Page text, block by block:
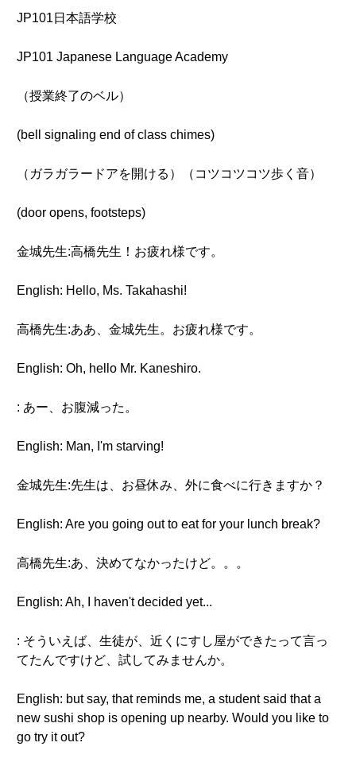
JP101日本語学校
JP101 Japanese Language Academy
（授業終了のベル）
(bell signaling end of class chimes)
（ガラガラードアを開ける）（コツコツコツ歩く音）
(door opens, footsteps)
金城先生:高橋先生！お疲れ様です。
English: Hello, Ms. Takahashi!
高橋先生:ああ、金城先生。お疲れ様です。
English: Oh, hello Mr. Kaneshiro.
: あー、お腹減った。
English: Man, I'm starving!
金城先生:先生は、お昼休み、外に食べに行きますか？
English: Are you going out to eat for your lunch break?
高橋先生:あ、決めてなかったけど。。。
English: Ah, I haven't decided yet...
: そういえば、生徒が、近くにすし屋ができたって言っ
てたんですけど、試してみませんか。
English: but say, that reminds me, a student said that a
new sushi shop is opening up nearby. Would you like to
go try it out?